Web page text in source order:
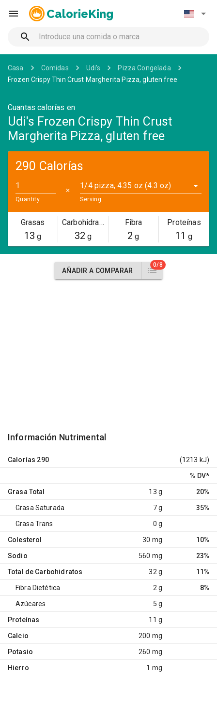
CalorieKing
Casa Comidas Udi's
Pizza Congelada
Frozen Crispy Thin Crust Margherita Pizza, gluten free
Cuantas calorías en
Udi's Frozen Crispy Thin Crust
Margherita Pizza, gluten free
290 Calorías
Quantity
✕
1/4 pizza, 4.35 oz (4.3 oz)
Serving
Grasas
13 g
Carbohidratos
32 g
Fibra
2 g
Proteínas
11 g
AÑADIR A COMPARAR
0/8
Información Nutrimental
Calorías 290 (1213 kJ)
% DV*
Grasa Total 13 g 20%
Grasa Saturada 7 g 35%
Grasa Trans 0 g
Colesterol 30 mg 10%
Sodio 560 mg 23%
Total de Carbohidratos 32 g 11%
Fibra Dietética 2 g 8%
Azúcares 5 g
Proteínas 11 g
Calcio 200 mg
Potasio 260 mg
Hierro 1 mg